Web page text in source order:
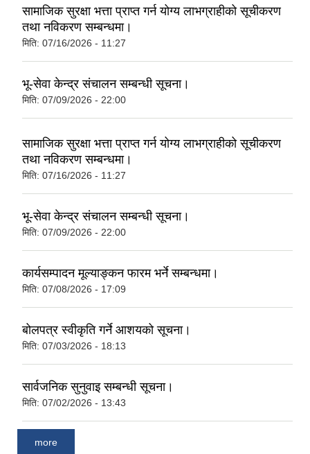
सामाजिक सुरक्षा भत्ता प्राप्‍त गर्न योग्य लाभग्राहीको सूचीकरण
तथा नविकरण सम्बन्धमा।
मिति: 07/16/2026 - 11:27
भू-सेवा केन्द्र संचालन सम्बन्धी सूचना।
मिति: 07/09/2026 - 22:00
सामाजिक सुरक्षा भत्ता प्राप्‍त गर्न योग्य लाभग्राहीको सूचीकरण
तथा नविकरण सम्बन्धमा।
मिति: 07/16/2026 - 11:27
भू-सेवा केन्द्र संचालन सम्बन्धी सूचना।
मिति: 07/09/2026 - 22:00
कार्यसम्पादन मूल्याङ्कन फारम भर्ने सम्बन्धमा।
मिति: 07/08/2026 - 17:09
बोलपत्र स्वीकृति गर्ने आशयको सूचना।
मिति: 07/03/2026 - 18:13
सार्वजनिक सुनुवाइ सम्बन्धी सूचना।
मिति: 07/02/2026 - 13:43
more